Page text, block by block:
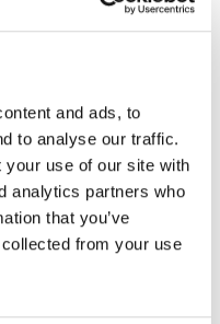
and ads, to
to analyse our traffic.
your use of our site with
analytics partners who
that you’ve
from your use
inglese
del lavoro
inglese
dichiaro di acconsentire
in conformità